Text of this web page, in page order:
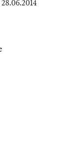
28.06.2014